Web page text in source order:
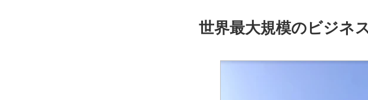
世界最大規模のビジネ